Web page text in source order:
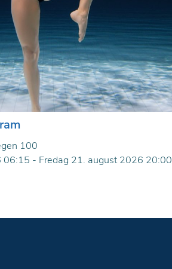
100
- Fredag 21. august 2026 20:00